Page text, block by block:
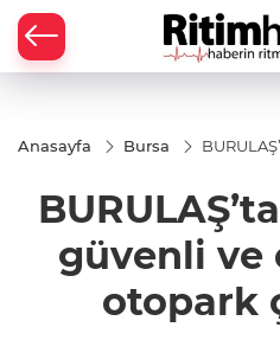
Anasayfa Bursa
ekonomik
otopark
çözümü
güvenli ve
otopark